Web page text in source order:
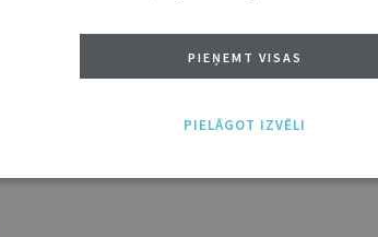
sniegums atklātā konkursa otrajā kārtā, visticamāk,
eksāmenu, kā rezultātā pretendentu zināšanas un
PIEŅEMT VISAS
PIELĀGOT IZVĒLI